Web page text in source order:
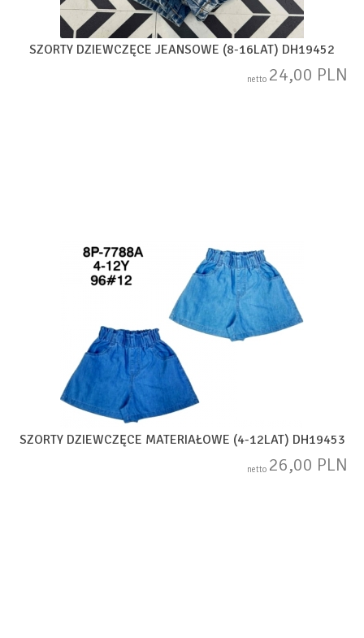
SZORTY DZIEWCZĘCE JEANSOWE (8-16LAT) DH19452
netto 24,00 PLN
SZORTY DZIEWCZĘCE MATERIAŁOWE (4-12LAT) DH19453
netto 26,00 PLN